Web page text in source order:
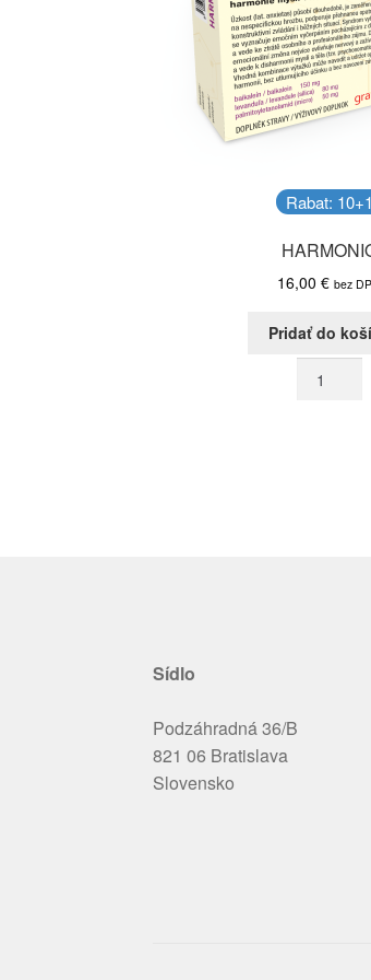
Rabat: 10+1
16,00€ bez
Pridať do
HARMONIQ
Sídlo
Podzáhradná 36/B
821 06 Bratislava
Slovensko